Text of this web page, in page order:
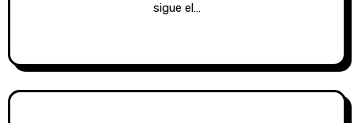
sigue el…